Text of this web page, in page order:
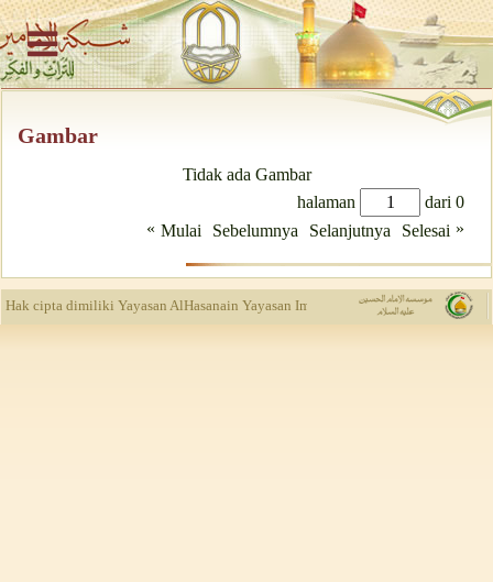
Gambar
Tidak ada Gambar
halaman
dari 0
« Mulai Sebelumnya Selanjutnya Selesai »
Hak cipta dimiliki Yayasan AlHasanain Yayasan Imam Husain as Situs Al
Pusat